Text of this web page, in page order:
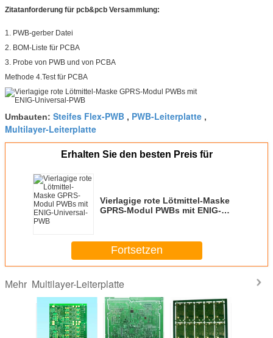
Zitatanforderung für pcb&pcb Versammlung:
1. PWB-gerber Datei
2. BOM-Liste für PCBA
3. Probe von PWB und von PCBA
Methode 4.Test für PCBA
Umbauten: Steifes Flex-PWB , PWB-Leiterplatte ,
Multilayer-Leiterplatte
Erhalten Sie den besten Preis für
Vierlagige rote Lötmittel-Maske
GPRS-Modul PWBs mit ENIG-
Fortsetzen
Mehr Multilayer-Leiterplatte